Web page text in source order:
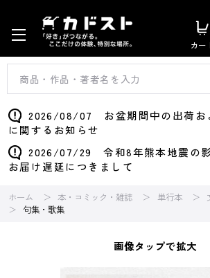
カー
2026/08/07 お盆期間中の出荷お
に関するお知らせ
2026/07/29 令和8年熊本地震の
お届け遅延につきまして
ホーム 本・コミック・雑誌 単行本
句集・歌集
画像タップで拡大